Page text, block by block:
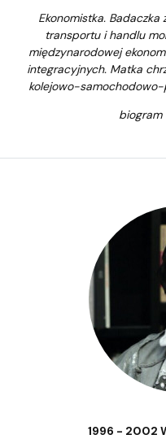
Ekonomistka.
transportu i handlu
międzynarodowej
integracyjnych. Matka
kolejowo-samochodowo-
biogram
1996 - 2002